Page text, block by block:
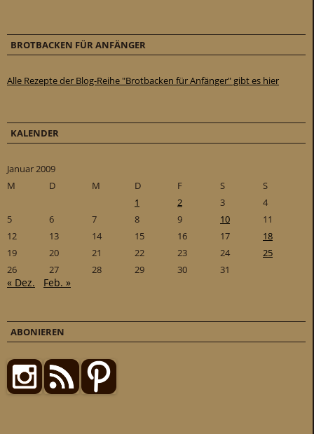
BROTBACKEN FÜR ANFÄNGER
Alle Rezepte der Blog-Reihe "Brotbacken für Anfänger" gibt es hier
KALENDER
Januar 2009
M
D M D F S
S
1
2 3
4
5
6 7 8 9 10
11
12
13 14 15 16 17
18
19
20 21 22 23 24
25
26
27 28 29 30 31
« Dez. Feb. »
ABONIEREN